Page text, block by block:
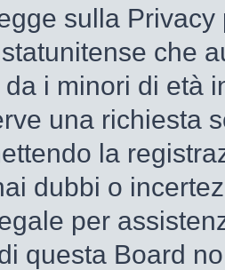
sulla
che
i minori di età
una richiesta
la
dubbi o
per
questa Board